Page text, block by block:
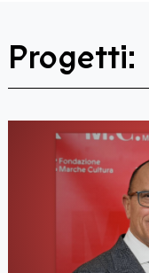
Progetti: